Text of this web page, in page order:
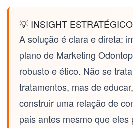
💡 INSIGHT ESTRATÉGICO
A solução é clara e direta:
plano de Marketing
robusto e ético. Não se
tratamentos, mas de
construir uma relação de
pais antes mesmo que eles